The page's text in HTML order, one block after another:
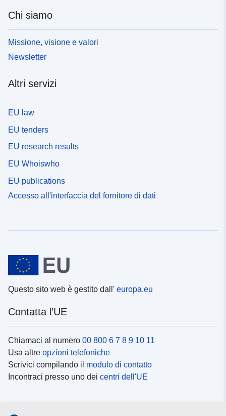
Chi siamo
Missione, visione e valori
Newsletter
Altri servizi
EU law
EU tenders
EU research results
EU Whoiswho
EU publications
Accesso all'interfaccia del fornitore di dati
Questo sito web è gestito dall' europa.eu
Contatta l’UE
Chiamaci al numero 00 800 6 7 8 9 10 11
Usa altre opzioni telefoniche
Scrivici compilando il modulo di contatto
Incontraci presso uno dei centri dell'UE